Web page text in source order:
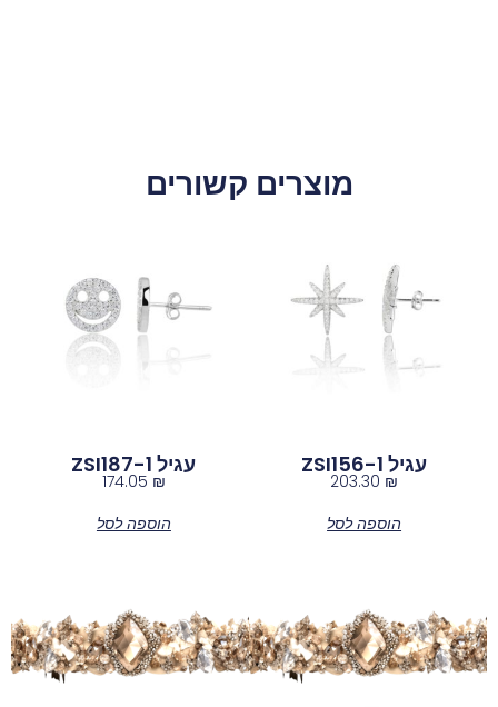
מוצרים קשורים
עגיל ZSI156-1
203.30 ₪
הוספה לסל
עגיל ZSI187-1
174.05 ₪
הוספה לסל